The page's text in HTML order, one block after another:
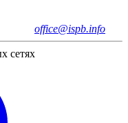
office@ispb.info
сетях